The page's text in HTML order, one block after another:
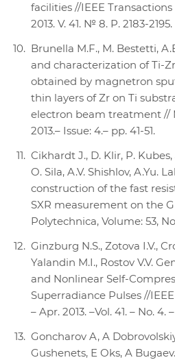
facilities //IEEE
2013. V. 41. № 8. P. 2183-2195.
Brunella M.F., M. Bestetti,
and characterization of Ti-
obtained by magnetron
thin layers of Zr on Ti
electron beam treatment //
2013.– Issue: 4.– pp. 41-51.
Cikhardt J., D. Klir, P.
O. Sila, A.V. Shishlov, A.Yu.
construction of the fast
SXR measurement on the
Polytechnica, Volume: 53,
Ginzburg N.S., Zotova I.V.,
Yalandin M.I., Rostov V.V.
and Nonlinear Self-
Superradiance Pulses //
– Apr. 2013. –Vol. 41. – No. 4.
Goncharov A, A
Gushenets, E Oks, A